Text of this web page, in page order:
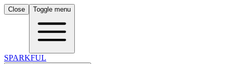
Close Toggle menu
SPARKFUL